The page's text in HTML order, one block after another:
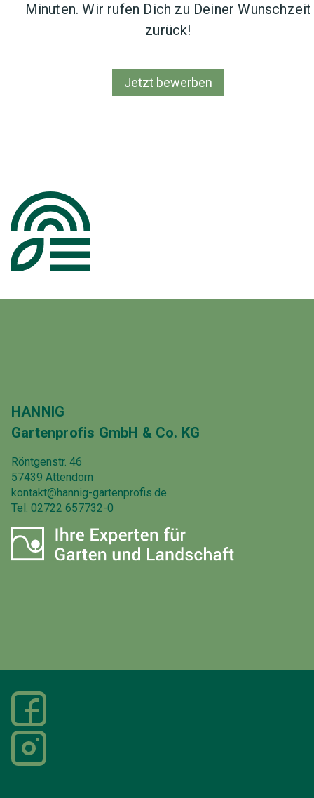
Minuten. Wir rufen Dich zu Deiner Wunschzeit
zurück!
Jetzt bewerben
HANNIG
Gartenprofis GmbH & Co. KG
Röntgenstr. 46
57439 Attendorn
kontakt@hannig-gartenprofis.de
Tel. 02722 657732-0